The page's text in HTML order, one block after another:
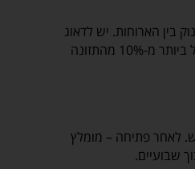
בין הארוחות. יש לדאוג
למים זמינים. אין להאכיל ביותר מ-10% מהתזונה
לאחר פתיחה – מומלץ
שבועיים.